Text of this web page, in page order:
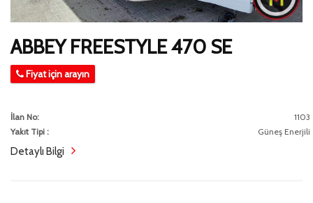
ABBEY FREESTYLE 470 SE
Fiyat için arayın
İlan No:
1103
Yakıt Tipi :
Güneş Enerjili
Detaylı Bilgi